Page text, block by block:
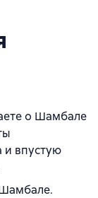
о Шамбале
и впустую